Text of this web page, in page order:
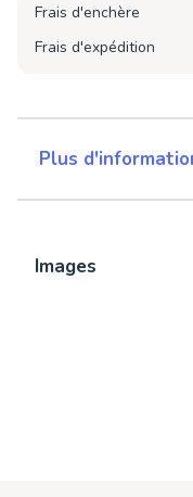
Frais d'enchère
Frais d'expédition
Plus
Images